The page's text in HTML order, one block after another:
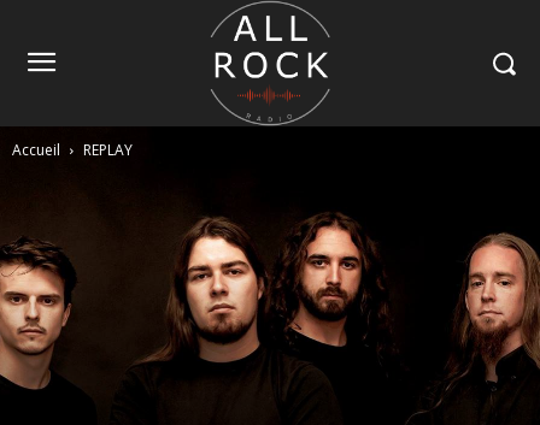
Accueil REPLAY